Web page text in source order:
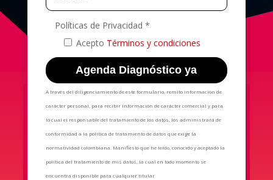
Políticas de Privacidad *
Acepto Términos y condiciones
A través del diligenciamiento de este formulario, remito información de
carácter personal, para recibir información de carácter comercial y para
lo cual el responsable del tratamiento de los datos, los administrará de
conformidad a la política de tratamiento de datos que exige la
normatividad colombiana. Manifiesto que he leído, conocido y aceptado la
política del tratamiento de mis datos, la cual en todo momento se
encuentra disponible para cualquier titular